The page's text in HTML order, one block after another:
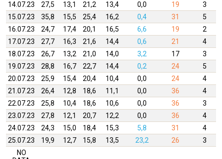
14.07.23
27,5 13,1 21,2 13,4 0,0 19 3
15.07.23
35,8 15,5 25,4 16,2 0,4 31 5
16.07.23
24,7 17,4 20,1 16,5 6,6 19
2
17.07.23
27,7 16,3 21,6 14,4 0,6 21 4
18.07.23
26,7 13,2 21,0 14,0 3,2 17
3
19.07.23
28,8 16,7 22,7 14,4 0,2 24
5
20.07.23
25,9 15,4 20,4 10,4 0,0 24
4
21.07.23
26,4 12,8 18,6 11,1 0,0 36
4
22.07.23
25,8 10,4 18,6 10,6 0,0 36 3
23.07.23
27,8 12,1 20,7 12,2 0,0 36
4
24.07.23
24,3 15,0 18,4 15,3 5,8 31
4
25.07.23
19,9 12,7 15,8 13,5 23,2 26
3
NO